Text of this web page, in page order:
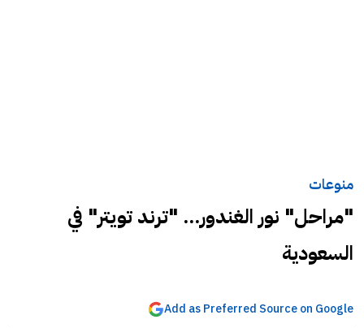
منوعات
"مراحل" نور الغندور... "ترند تويتر" في
السعودية
Add as Preferred Source on Google